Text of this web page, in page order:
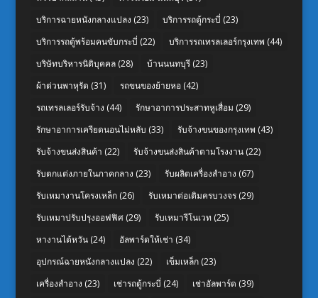
บริการฉายหนังกลางแปลง (23) บริการรถตู้กระบี่ (23)
บริการรถตู้พร้อมคนขับกระบี่ (22) บริการรถเทรลเลอร์กรุงเทพ (44)
บริษัทบริหารนิติบุคคล(28) บ้านนนทบุรี(23)
ผ้าต่วนพาหุรัด (31) รถขนของย้ายหอ(42)
รถเทรลเลอร์รับจ้าง (44) รักษาอาการประสาทหูเสื่อม (29)
รักษาอาการเครียดนอนไม่หลับ (33) รับจ้างขนของกรุงเทพ (43)
รับจ้างขนส่งสินค้า (22) รับจ้างขนส่งสินค้าตามโรงงาน(22)
รับตกแต่งภายในภาคกลาง (23) รับผลิตเครื่องสำอาง (67)
รับเหมางานโครงเหล็ก(26) รับเหมาต่อเติมครบวงจร(29)
รับเหมาปรับปรุงออฟฟิศ(29) รับเหมารีโนเวท (25)
หางานไต้หวัน(24) อัลพาร์ดให้เช่า (34)
อุปกรณ์ฉายหนังกลางแปลง (22) เข็มเหล็ก(23)
เครื่องสำอาง (23) เช่ารถตู้กระบี่ (24) เช่าอัลพาร์ด (39)